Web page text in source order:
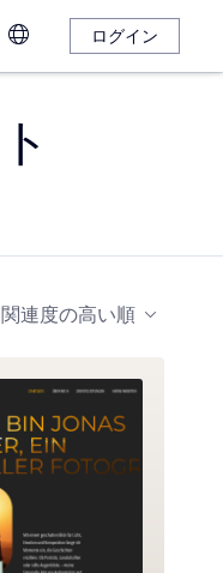
ログイン
関連度の高い順